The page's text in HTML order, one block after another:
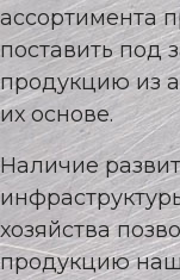
ассортимента
поставить под
продукцию из
их основе.
Наличие
хозяйства
продукцию